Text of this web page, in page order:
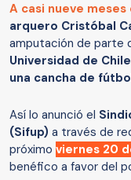
A casi nueve
arquero Cristóbal
amputación de parte
Universidad de
una cancha de
Así lo anunció el
(Sifup) a través de
próximo viernes 20
benéfico a favor del